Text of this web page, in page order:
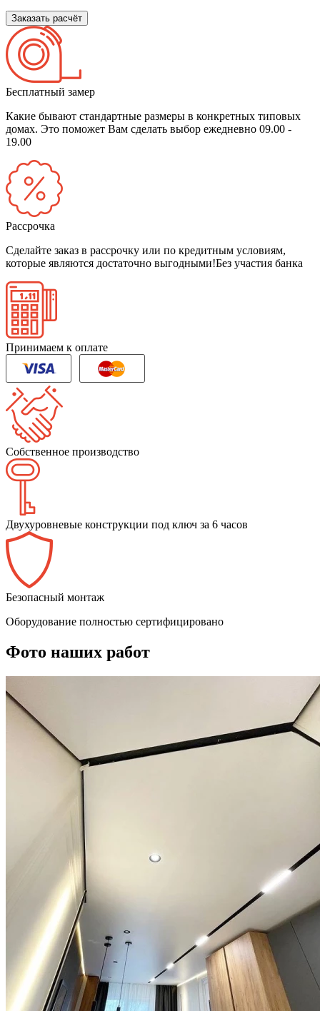
Заказать расчёт
Бесплатный замер
Какие бывают стандартные размеры в конкретных типовых
домах. Это поможет Вам сделать выбор ежедневно 09.00 -
19.00
Рассрочка
Сделайте заказ в рассрочку или по кредитным условиям,
которые являются достаточно выгодными!Без участия банка
Принимаем к оплате
Собственное производство
Двухуровневые конструкции под ключ за 6 часов
Безопасный монтаж
Оборудование полностью сертифицировано
Фото наших работ